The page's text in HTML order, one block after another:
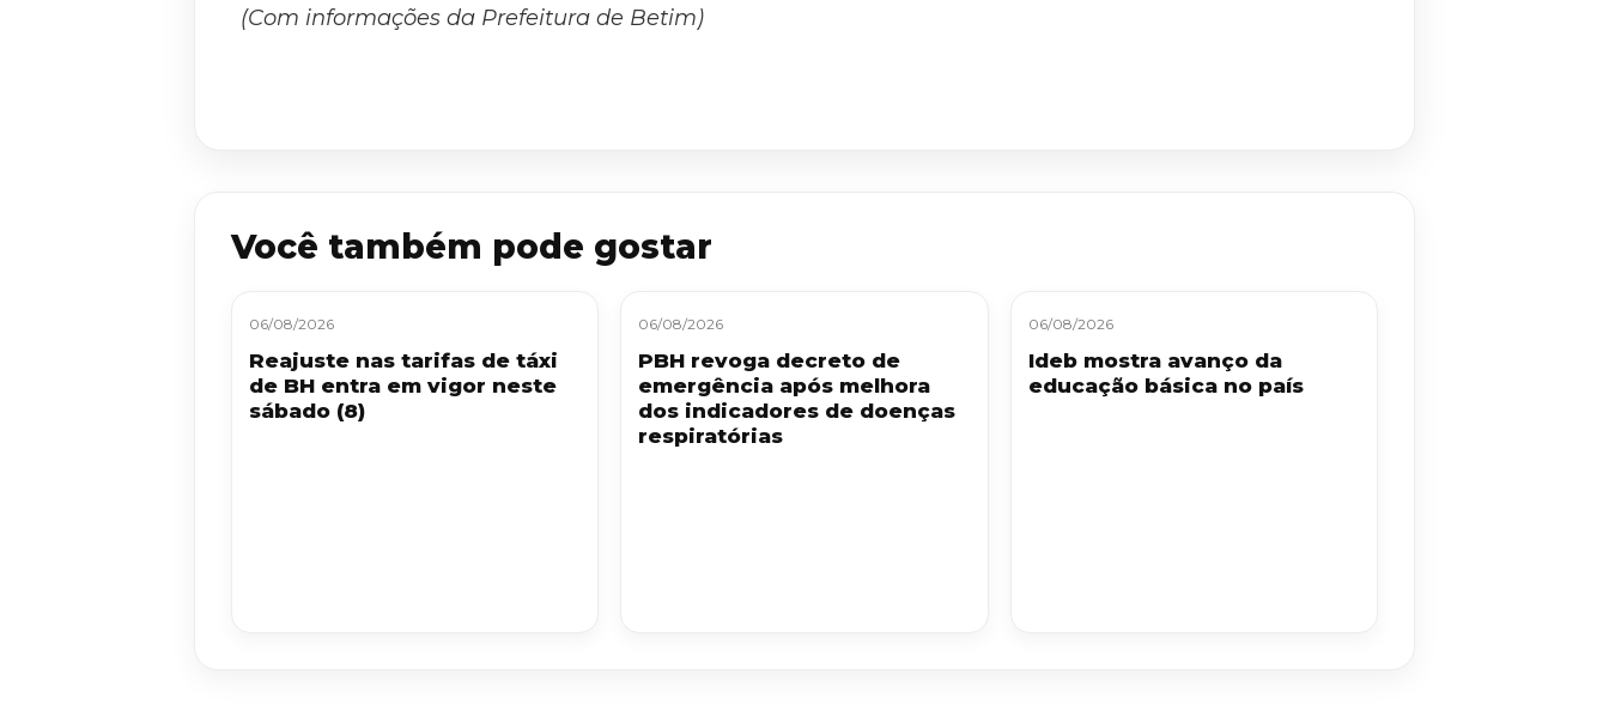
(Com informações da Prefeitura de Betim)
Você também pode gostar
06/08/2026
Reajuste nas tarifas de táxi
de BH entra em vigor neste
sábado (8)
06/08/2026
PBH revoga decreto de
emergência após melhora
dos indicadores de doenças
respiratórias
06/08/2026
Ideb mostra avanço da
educação básica no país